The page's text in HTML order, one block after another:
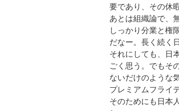
要であり、その休
あとは組織論で、
しっかり分業と権
だなー。長く続く
それにしても、日
ごく思う。でもそ
ないだけのような
プレミアムフライ
そのためにも日本